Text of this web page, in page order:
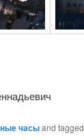
часыand tagged